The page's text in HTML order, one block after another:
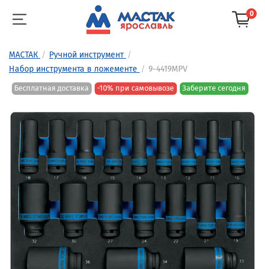
0
МАСТАК
Ручной инструмент
Набор инструмента в ложементе
9-4419MPV
Бесплатная доставка -10% при самовывозе Заберите сегодня